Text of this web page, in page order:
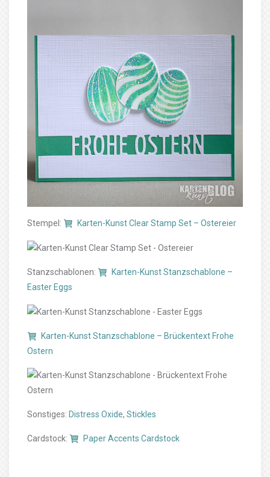
Stempel: Karten-Kunst Clear Stamp Set – Ostereier
Stanzschablonen:
Karten-Kunst Stanzschablone –
Easter Eggs
Karten-Kunst Stanzschablone – Brückentext Frohe
Ostern
Sonstiges: Distress Oxide, Stickles
Cardstock: Paper Accents Cardstock